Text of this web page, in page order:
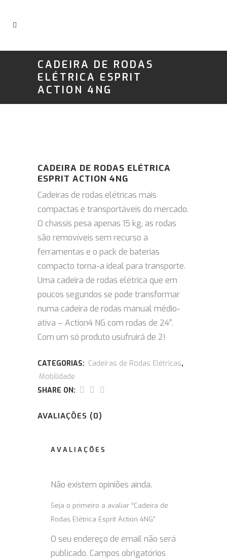
CADEIRA DE RODAS
ELÉTRICA ESPRIT
ACTION 4NG
CADEIRA DE RODAS ELÉTRICA
ESPRIT ACTION 4NG
Cadeiras de rodas elétricas mais
compactas e transportáveis do mercado.
O chassis pesa apenas 15 kg, as rodas
são removíveis sem recurso a
ferramentas e o pack de baterias
compacto torna-a ideal para transporte.
Uma cadeira de rodas elétrica que em
poucos segundos se pode transformar
numa cadeira de rodas manual médio-
ativa – Action4 NG com rodas de 24″.
Com um só produto usufruirá de 2!
CATEGORIAS: Cadeiras de Rodas Elétricas,
Mobilidade
SHARE ON:
AVALIAÇÕES (0)
AVALIAÇÕES
Não existem opiniões ainda.
Seja o primeiro a avaliar “Cadeira de
Rodas Elétrica Esprit Action 4NG”
O seu endereço de email não será
publicado. Campos obrigatórios